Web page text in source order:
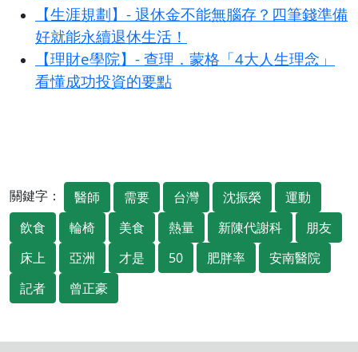
【生涯規劃】- 退休金不能無腦存？四筆錢準備
好就能永續退休生活！
【理財e學院】- 查理．蒙格「4大人生理念」
看懂成功投資的要點
關鍵字： 醫師 需要 台灣 沈振榮
運動
飲食
輪椅 美食 熱量 新陳代謝科
朋友
床上
亞洲 才是 50 肥胖率
安南醫院
記者
曾正豪